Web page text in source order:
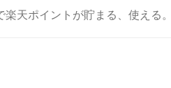
楽天ポイントが貯まる、使える。